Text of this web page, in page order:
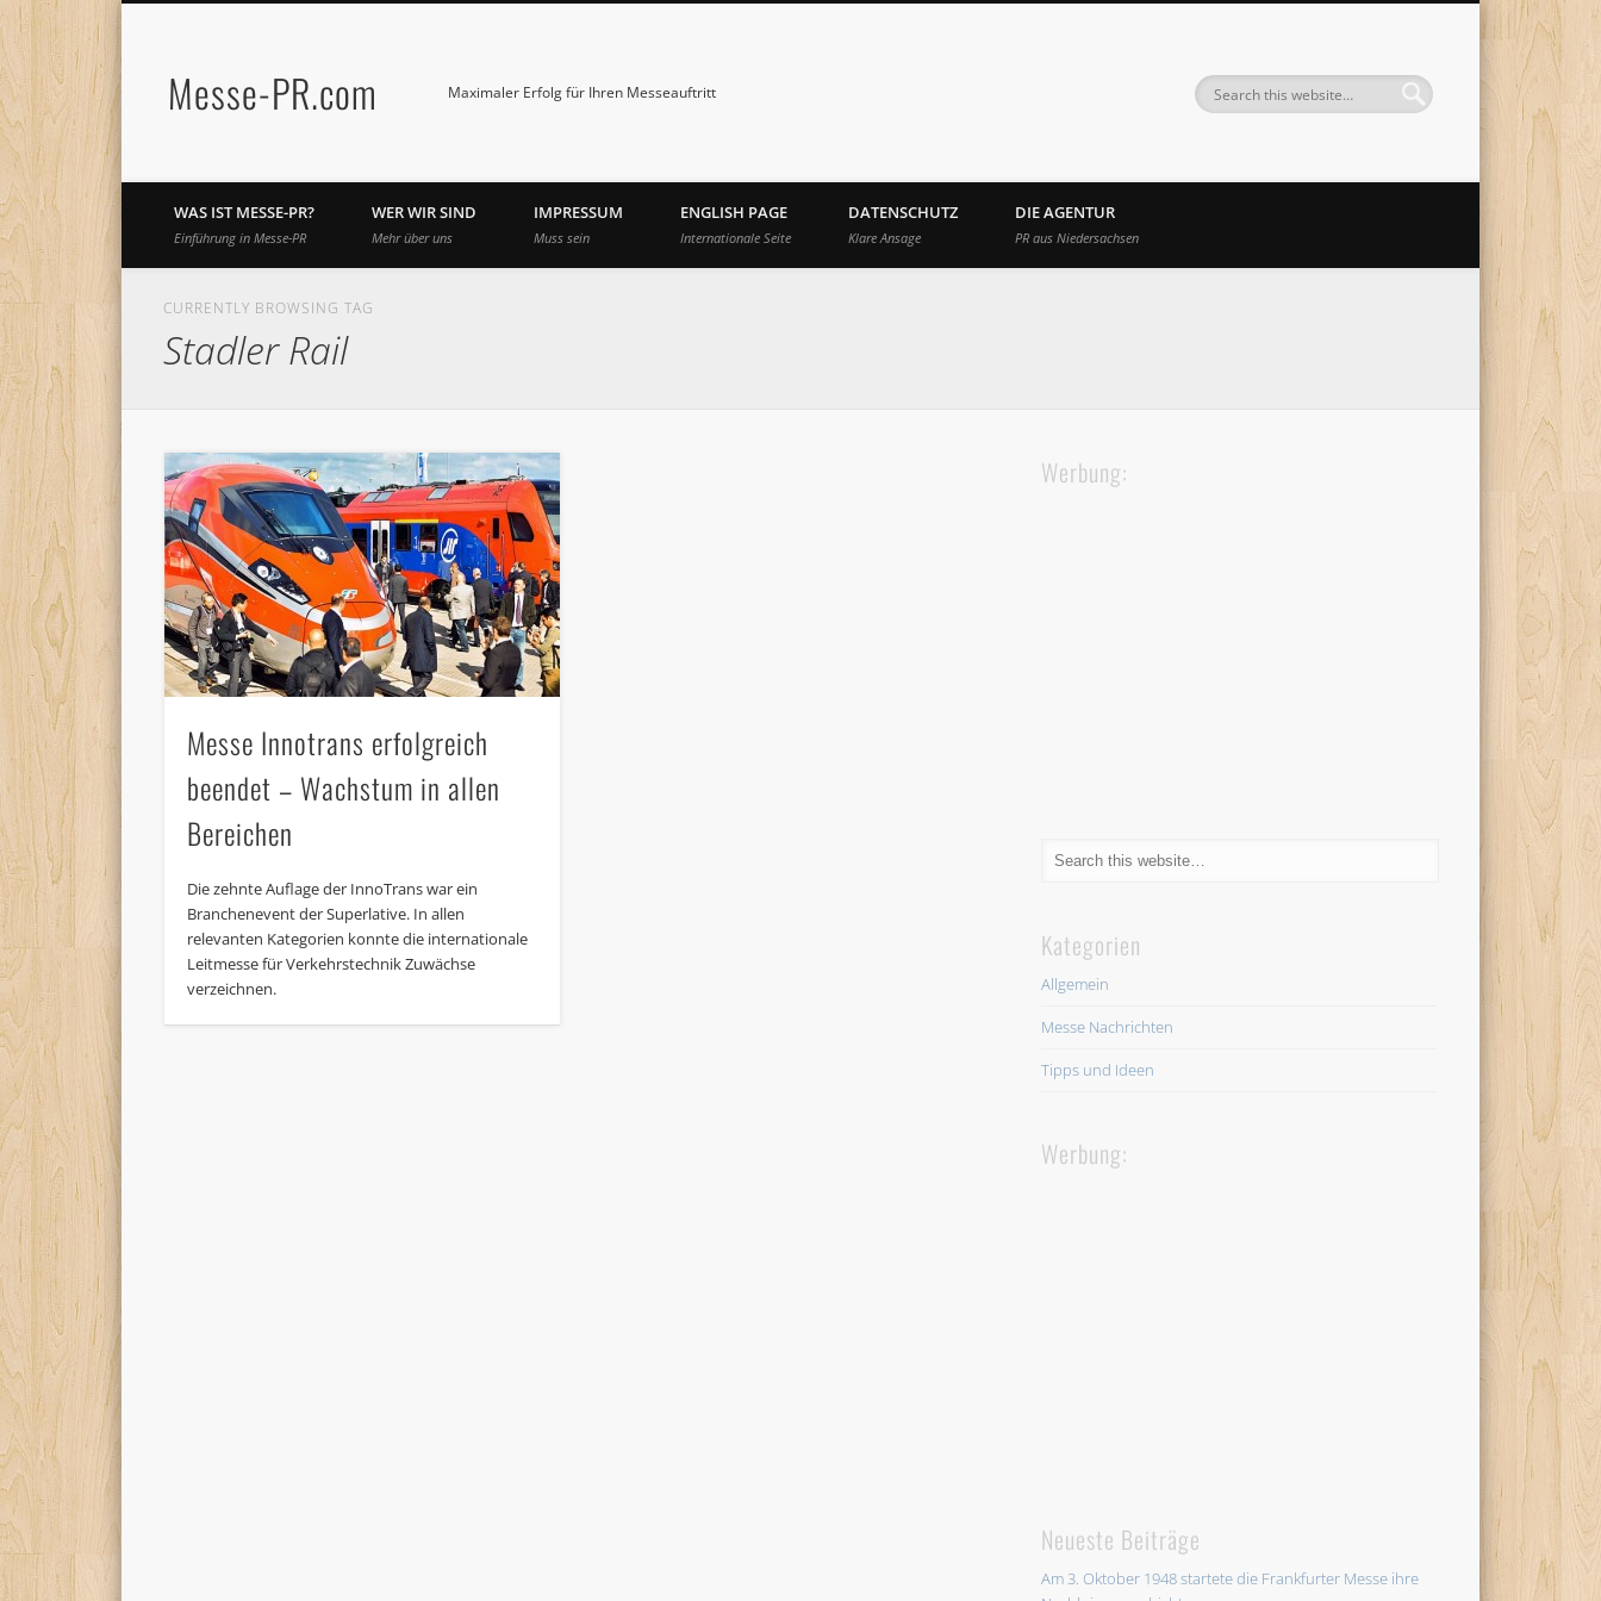
Messe-PR.com Maximaler Erfolg für Ihren Messeauftritt
WAS IST MESSE-PR?
Einführung in Messe-PR
WER WIR SIND
Mehr über uns
IMPRESSUM
Muss sein
ENGLISH PAGE
Internationale Seite
DATENSCHUTZ
Klare Ansage
DIE AGENTUR
PR aus Niedersachsen
CURRENTLY BROWSING TAG
Stadler Rail
Messe Innotrans erfolgreich
beendet – Wachstum in allen
Bereichen
Die zehnte Auflage der InnoTrans war ein
Branchenevent der Superlative. In allen
relevanten Kategorien konnte die internationale
Leitmesse für Verkehrstechnik Zuwächse
verzeichnen.
Werbung:
Kategorien
Allgemein
Messe Nachrichten
Tipps und Ideen
Werbung:
Neueste Beiträge
Am 3. Oktober 1948 startete die Frankfurter Messe ihre